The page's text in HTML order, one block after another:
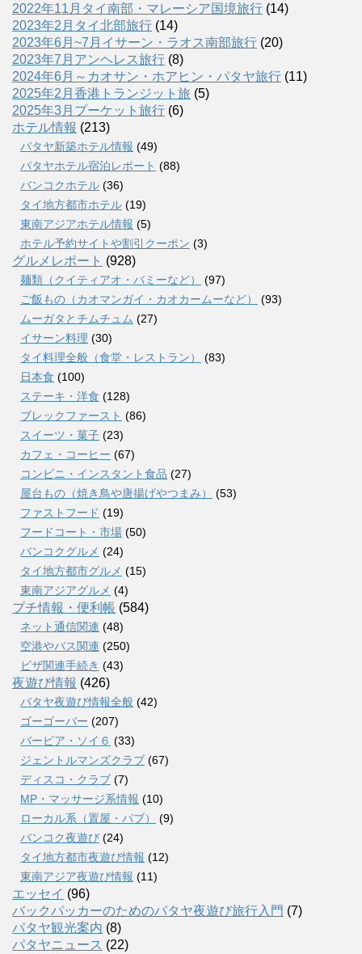
2022年11月タイ南部・マレーシア国境旅行 (14)
2023年2月タイ北部旅行 (14)
2023年6月~7月イサーン・ラオス南部旅行 (20)
2023年7月アンヘレス旅行 (8)
2024年6月～カオサン・ホアヒン・パタヤ旅行 (11)
2025年2月香港トランジット旅 (5)
2025年3月プーケット旅行 (6)
ホテル情報 (213)
パタヤ新築ホテル情報 (49)
パタヤホテル宿泊レポート (88)
バンコクホテル (36)
タイ地方都市ホテル (19)
東南アジアホテル情報 (5)
ホテル予約サイトや割引クーポン (3)
グルメレポート (928)
麺類（クイティアオ・バミーなど）
(97)
ご飯もの（カオマンガイ・カオカームーなど）
(93)
ムーガタとチムチュム (27)
イサーン料理 (30)
タイ料理全般（食堂・レストラン）
(83)
日本食 (100)
ステーキ・洋食 (128)
ブレックファースト (86)
スイーツ・菓子 (23)
カフェ・コーヒー (67)
コンビニ・インスタント食品 (27)
屋台もの（焼き鳥や唐揚げやつまみ）
(53)
ファストフード (19)
フードコート・市場 (50)
バンコクグルメ (24)
タイ地方都市グルメ (15)
東南アジアグルメ (4)
プチ情報・便利帳 (584)
ネット通信関連 (48)
空港やバス関連 (250)
ビザ関連手続き (43)
夜遊び情報 (426)
パタヤ夜遊び情報全般 (42)
ゴーゴーバー (207)
バービア・ソイ６ (33)
ジェントルマンズクラブ (67)
ディスコ・クラブ (7)
MP・マッサージ系情報 (10)
ローカル系（置屋・パブ）
(9)
バンコク夜遊び (24)
タイ地方都市夜遊び情報 (12)
東南アジア夜遊び情報 (11)
エッセイ (96)
バックパッカーのためのパタヤ夜遊び旅行入門 (7)
パタヤ観光案内 (8)
パタヤニュース (22)